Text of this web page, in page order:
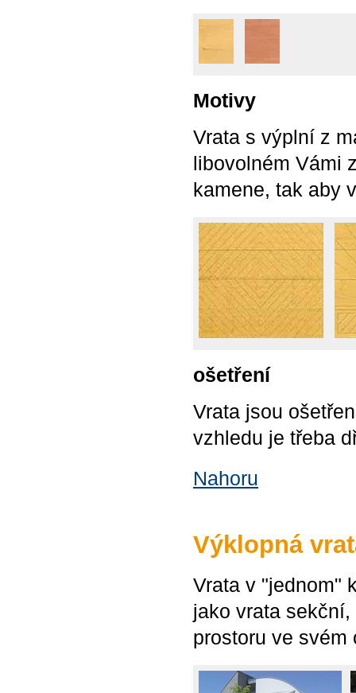
Motivy
Vrata s výplní z
libovolném Vámi
kamene, tak aby
ošetření
Vrata jsou
vzhledu je třeba
Nahoru
Výklopná
Vrata v "jednom"
jako vrata
prostoru ve